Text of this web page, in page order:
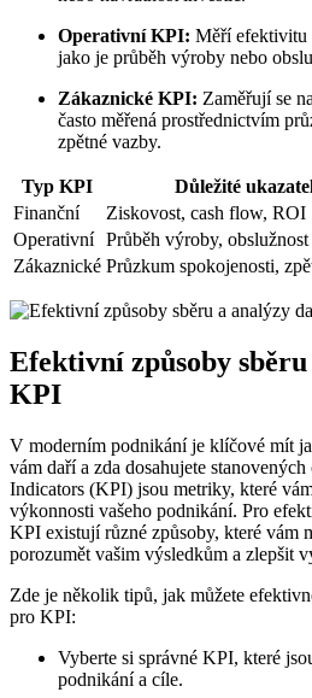
Operativní KPI: Měří efektivitu
jako je průběh výroby nebo
Zákaznické KPI: Zaměřují se
často měřená prostřednictvím
zpětné vazby.
Typ KPI
Důležité
Finanční
Ziskovost, cash flow, ROI
Operativní Průběh výroby,
Zákaznické Průzkum spokojenosti,
Efektivní způsoby
KPI
V moderním podnikání je klíčové mít
vám daří a zda dosahujete
Indicators (KPI) jsou metriky, které
výkonnosti vašeho podnikání. Pro
KPI existují různé způsoby, které vám
porozumět vašim výsledkům a zlepšit
Zde je několik tipů, jak můžete
pro KPI:
Vyberte si správné KPI, které
podnikání a cíle.